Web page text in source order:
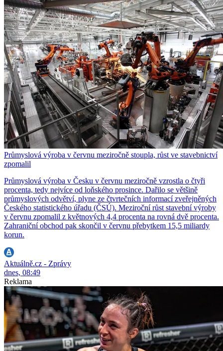
Průmyslová výroba v červnu meziročně stoupla, růst ve stavebnictví
zpomalil
Průmyslová výroba v Česku v červnu meziročně vzrostla o čtyři
procenta, tedy nejvíce od loňského prosince. Dařilo se většině
průmyslových odvětví, plyne ze čtvrtečních informací zveřejněných
Českého statistického úřadu (ČSÚ). Meziroční růst stavební výroby
v červnu zpomalil z květnových 4,4 procenta na rovná dvě procenta.
Zahraniční obchod pak skončil v červnu přebytkem 15,5 miliardy
korun.
Aktuálně.cz - Zprávy
dnes, 08:49
Reklama